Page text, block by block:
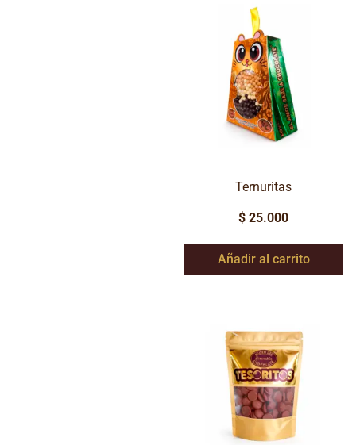
Ternuritas
$ 25.000
Añadir al carrito